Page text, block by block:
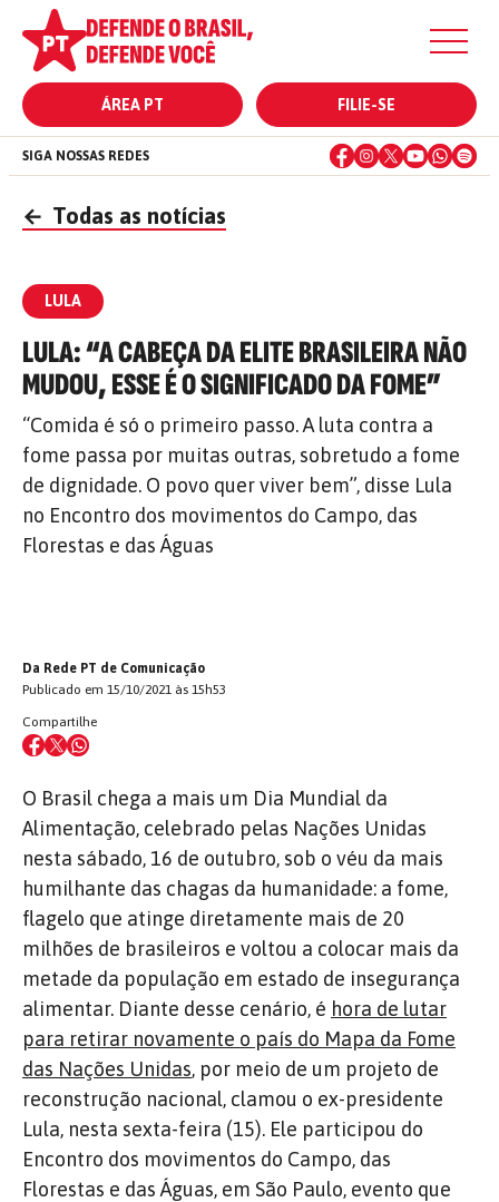
ÁREA PT FILIE-SE
SIGA NOSSAS REDES
← Todas as notícias
LULA
LULA: “A CABEÇA DA ELITE BRASILEIRA NÃO
MUDOU, ESSE É O SIGNIFICADO DA FOME”
“Comida é só o primeiro passo. A luta contra a
fome passa por muitas outras, sobretudo a fome
de dignidade. O povo quer viver bem”, disse Lula
no Encontro dos movimentos do Campo, das
Florestas e das Águas
Da Rede PT de Comunicação
Publicado em 15/10/2021 às 15h53
Compartilhe
O Brasil chega a mais um Dia Mundial da
Alimentação, celebrado pelas Nações Unidas
nesta sábado, 16 de outubro, sob o véu da mais
humilhante das chagas da humanidade: a fome,
flagelo que atinge diretamente mais de 20
milhões de brasileiros e voltou a colocar mais da
metade da população em estado de insegurança
alimentar. Diante desse cenário, é hora de lutar
para retirar novamente o país do Mapa da Fome
das Nações Unidas, por meio de um projeto de
reconstrução nacional, clamou o ex-presidente
Lula, nesta sexta-feira (15). Ele participou do
Encontro dos movimentos do Campo, das
Florestas e das Águas, em São Paulo, evento que